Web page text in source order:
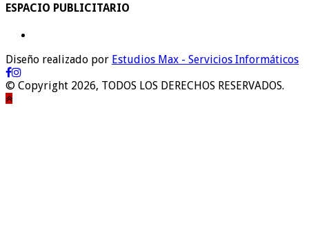
ESPACIO PUBLICITARIO
Diseño realizado por Estudios Max - Servicios Informáticos
© Copyright 2026, TODOS LOS DERECHOS RESERVADOS.